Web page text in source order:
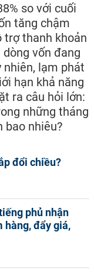
so với cuối
tăng chậm
trợ thanh khoản
vốn đang
lạm phát
hạn khả năng
ra câu hỏi lớn:
những tháng
bao nhiêu?
đổi chiều?
phủ nhận
hàng, đẩy giá,